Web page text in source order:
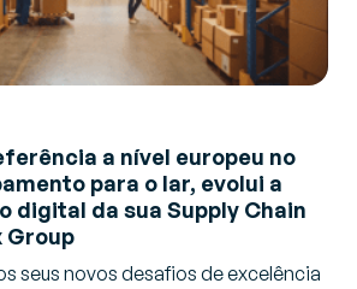
a nível europeu no
para o lar, evolui a
digital da sua Supply Chain
Group
seus novos desafios de excelência